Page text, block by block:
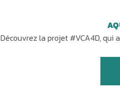
Découvrez la projet #VCA4D, qui